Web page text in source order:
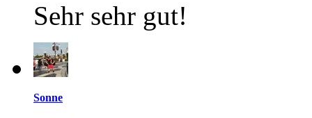
Sehr sehr gut!
Sonne